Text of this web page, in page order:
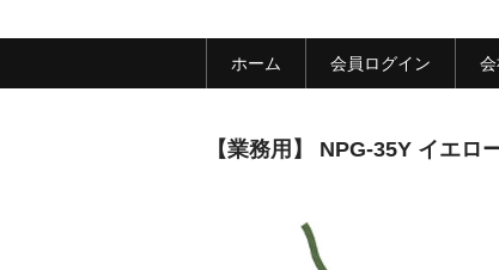
ホーム 会員ログイン
【業務用】 NPG-35Y イエロ